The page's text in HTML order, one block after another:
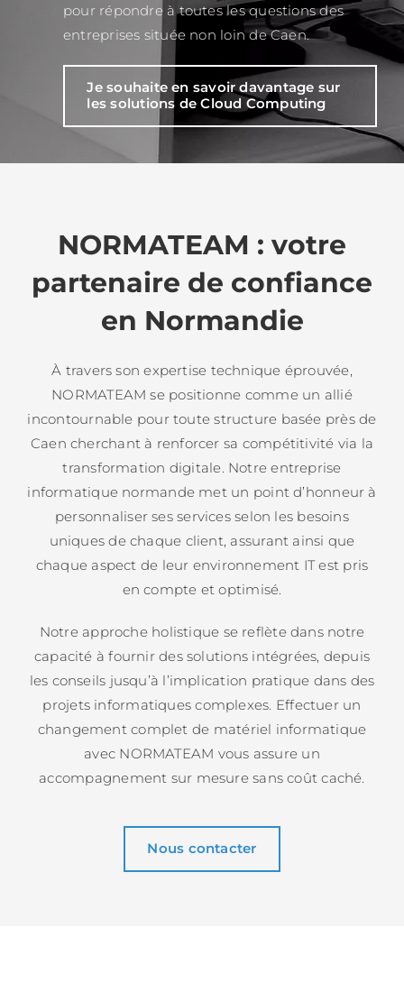
pour répondre à toutes les questions des
entreprises située non loin de Caen.
Je souhaite en savoir davantage sur
les solutions de Cloud Computing
NORMATEAM : votre
partenaire de confiance
en Normandie
À travers son expertise technique éprouvée,
NORMATEAM se positionne comme un allié
incontournable pour toute structure basée près de
Caen cherchant à renforcer sa compétitivité via la
transformation digitale. Notre entreprise
informatique normande met un point d’honneur à
personnaliser ses services selon les besoins
uniques de chaque client, assurant ainsi que
chaque aspect de leur environnement IT est pris
en compte et optimisé.
Notre approche holistique se reflète dans notre
capacité à fournir des solutions intégrées, depuis
les conseils jusqu’à l’implication pratique dans des
projets informatiques complexes. Effectuer un
changement complet de matériel informatique
avec NORMATEAM vous assure un
accompagnement sur mesure sans coût caché.
Nous contacter